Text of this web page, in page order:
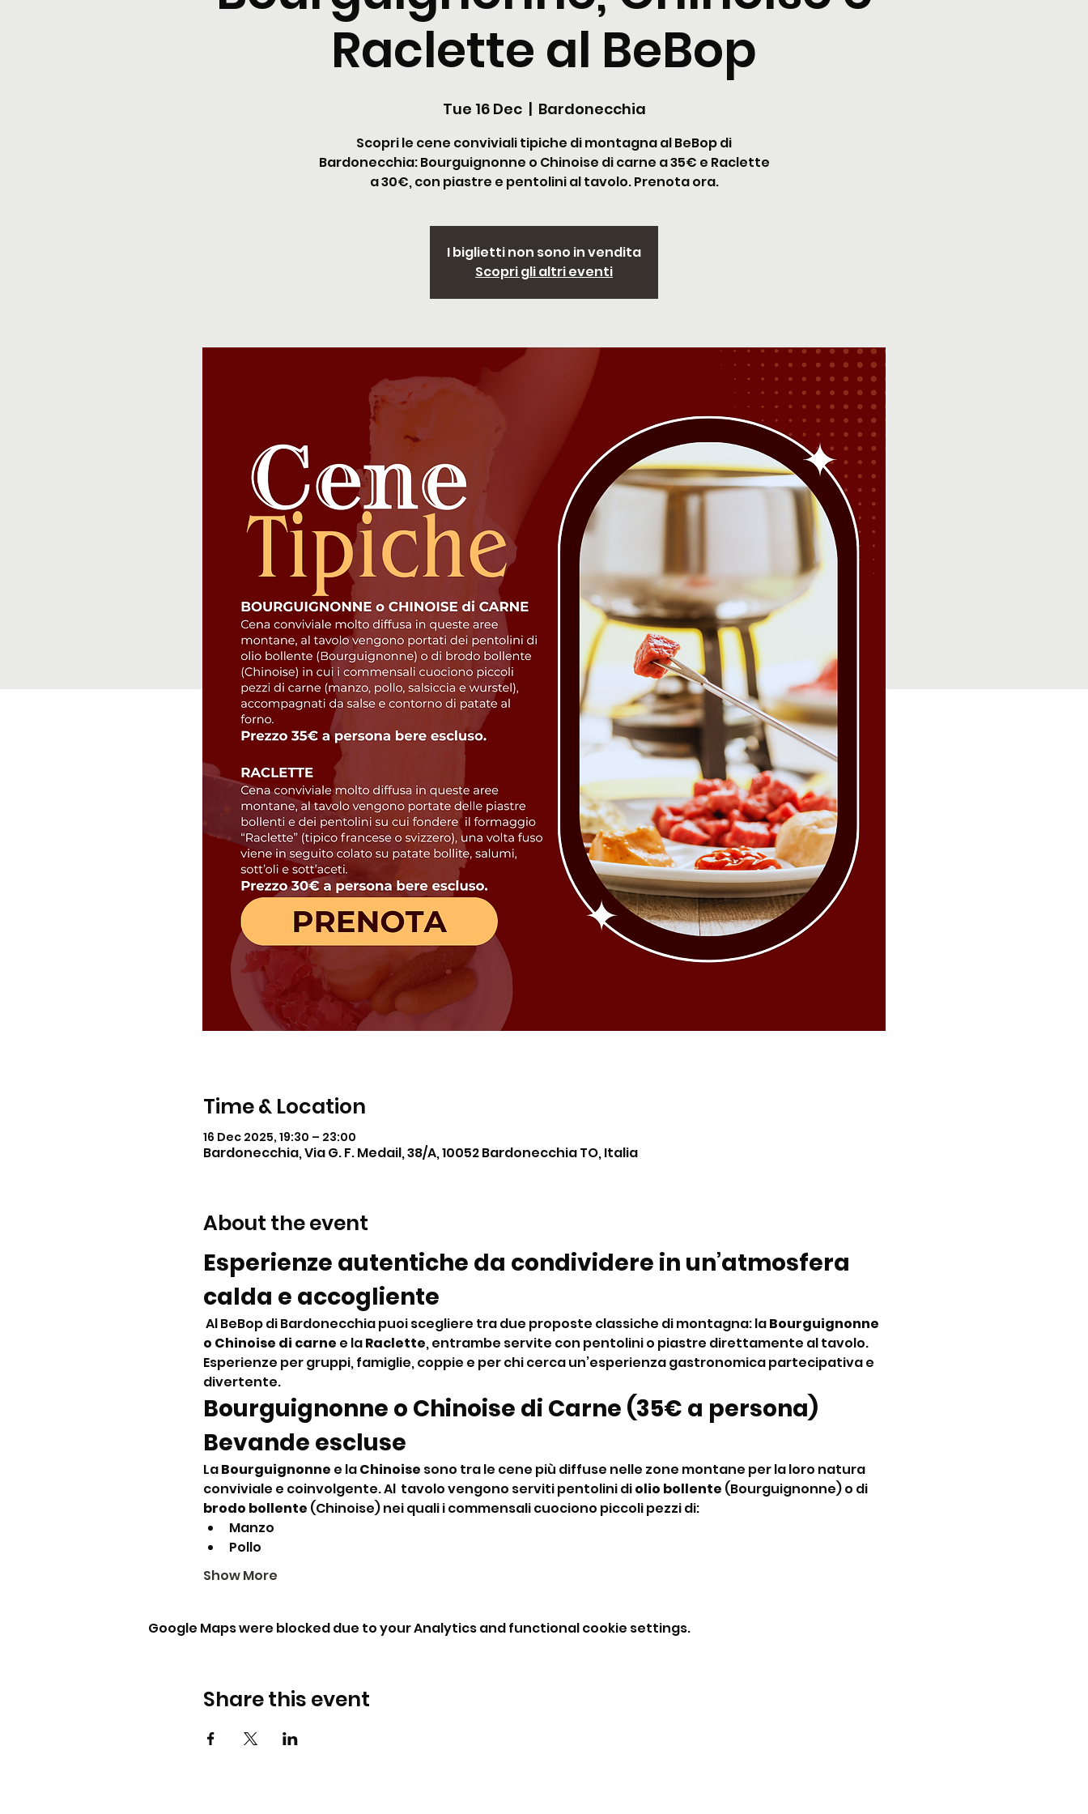
Raclette al BeBop
Tue 16 Dec
  |
Bardonecchia
Scopri le cene conviviali tipiche di montagna al BeBop di
Bardonecchia: Bourguignonne o Chinoise di carne a 35€ e Raclette
a 30€, con piastre e pentolini al tavolo. Prenota ora.
I biglietti non sono in vendita
Scopri gli altri eventi
Time & Location
16 Dec 2025, 19:30 – 23:00
Bardonecchia, Via G. F. Medail, 38/A, 10052 Bardonecchia TO, Italia
About the event
Esperienze autentiche da condividere in un’atmosfera
calda e accogliente
Al BeBop di Bardonecchia puoi scegliere tra due proposte classiche di montagna: la Bourguignonne
o Chinoise di carne e la Raclette, entrambe servite con pentolini o piastre direttamente al tavolo.
Esperienze per gruppi, famiglie, coppie e per chi cerca un’esperienza gastronomica partecipativa e
divertente.
Bourguignonne o Chinoise di Carne (35€ a persona)
Bevande escluse
La Bourguignonne e la Chinoise sono tra le cene più diffuse nelle zone montane per la loro natura
conviviale e coinvolgente. Al  tavolo vengono serviti pentolini di olio bollente (Bourguignonne) o di
brodo bollente (Chinoise) nei quali i commensali cuociono piccoli pezzi di:
Manzo
Pollo
Show More
Google Maps were blocked due to your Analytics and functional cookie settings.
Share this event